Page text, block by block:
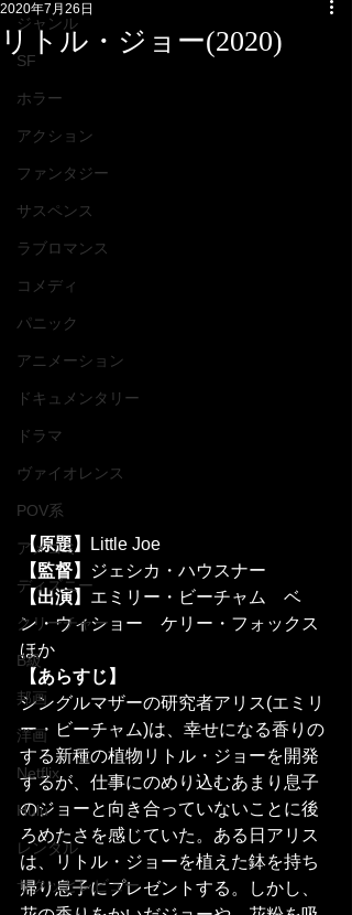
ジャンル
SF
ホラー
アクション
ファンタジー
サスペンス
ラブロマンス
コメディ
パニック
アニメーション
ドキュメンタリー
ドラマ
ヴァイオレンス
POV系
アメコミ
ディズニー
クリーチャー
B級
邦画
洋画
Netflix
Hulu
レンタル
サクッとレビュー
リトル・ジョー(2020)
2020年7月26日
【原題】
Little Joe
【監督】
ジェシカ・ハウスナー
【出演】 エミリー・ビーチャム　ベ
ン・ウィショー　ケリー・フォックス
ほか
【あらすじ】
シングルマザーの研究者アリス(エミリ
ー・ビーチャム)は、幸せになる香りの
する新種の植物リトル・ジョーを開発
するが、仕事にのめり込むあまり息子
のジョーと向き合っていないことに後
ろめたさを感じていた。ある日アリス
は、リトル・ジョーを植えた鉢を持ち
帰り息子にプレゼントする。しかし、